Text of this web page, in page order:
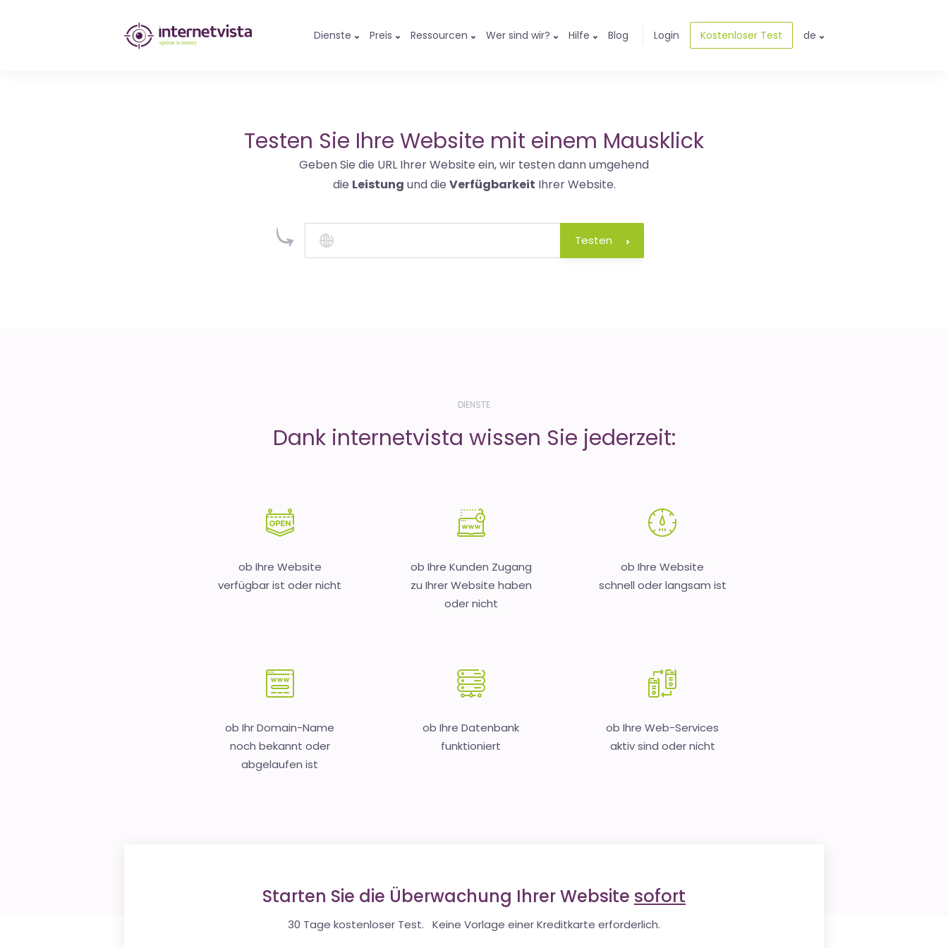
internetvista
Dienste Preis Ressourcen Wer sind wir? Hilfe Blog Login Kostenloser Test de
Testen Sie Ihre Website mit einem Mausklick
Geben Sie die URL Ihrer Website ein, wir testen dann umgehend
die Leistung und die Verfügbarkeit Ihrer Website.
Testen
DIENSTE
Dank internetvista wissen Sie jederzeit:
ob Ihre Website
verfügbar ist oder nicht
ob Ihre Kunden Zugang
zu Ihrer Website haben
oder nicht
ob Ihre Website
schnell oder langsam ist
ob Ihr Domain-Name
noch bekannt oder
abgelaufen ist
ob Ihre Datenbank
funktioniert
ob Ihre Web-Services
aktiv sind oder nicht
Starten Sie die Überwachung Ihrer Website sofort
30 Tage kostenloser Test. Keine Vorlage einer Kreditkarte erforderlich.